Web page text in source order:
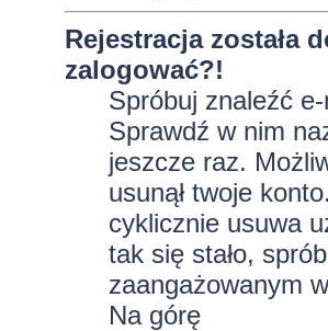
Rejestracja została
zalogować?!
Spróbuj znaleźć
Sprawdź w nim
jeszcze raz.
usunął twoje
cyklicznie usuwa
tak się stało,
zaangażowanym
Na górę